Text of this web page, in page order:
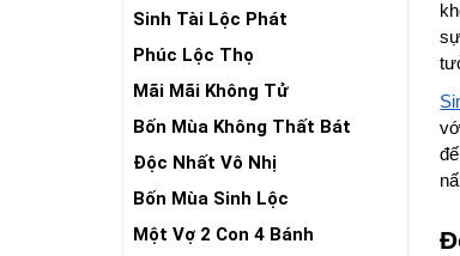
Sinh Tài Lộc Phát
Phúc Lộc Thọ
Mãi Mãi Không Tử
Bốn Mùa Không Thất Bát
Độc Nhất Vô Nhị
Bốn Mùa Sinh Lộc
Một Vợ 2 Con 4 Bánh